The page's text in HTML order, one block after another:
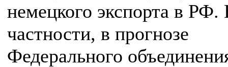
немецкого экспорта в РФ.
частности, в прогнозе
Федерального